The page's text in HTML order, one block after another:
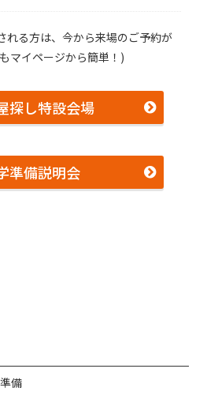
れる方は、今から来場のご予約が
マイページから簡単！)
探し特設会場
準備説明会
備